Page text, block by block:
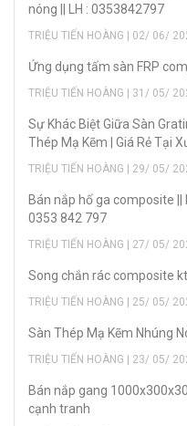
nóng || LH : 0353842797
TRIỆU TIẾN HOÀNG | 02/ 06/
Ứng dụng tấm sàn FRP
TRIỆU TIẾN HOÀNG | 31/ 05/
Sự Khác Biệt Giữa Sàn
Thép Mạ Kẽm | Giá Rẻ Tại
TRIỆU TIẾN HOÀNG | 29/ 05/
Bán nắp hố ga composite ||
0353 842 797
TRIỆU TIẾN HOÀNG | 27/ 05/
Song chắn rác composite
TRIỆU TIẾN HOÀNG | 25/ 05/
Sàn Thép Mạ Kẽm Nhúng
TRIỆU TIẾN HOÀNG | 23/ 05/
Bán nắp gang
cạnh tranh